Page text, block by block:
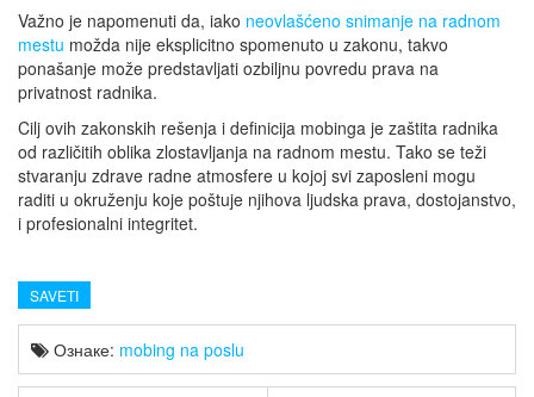
Važno je napomenuti da, iako neovlašćeno snimanje na radnom
mestu možda nije eksplicitno spomenuto u zakonu, takvo
ponašanje može predstavljati ozbiljnu povredu prava na
privatnost radnika.
Cilj ovih zakonskih rešenja i definicija mobinga je zaštita radnika
od različitih oblika zlostavljanja na radnom mestu. Tako se teži
stvaranju zdrave radne atmosfere u kojoj svi zaposleni mogu
raditi u okruženju koje poštuje njihova ljudska prava, dostojanstvo,
i profesionalni integritet.
SAVETI
Ознаке: mobing na poslu